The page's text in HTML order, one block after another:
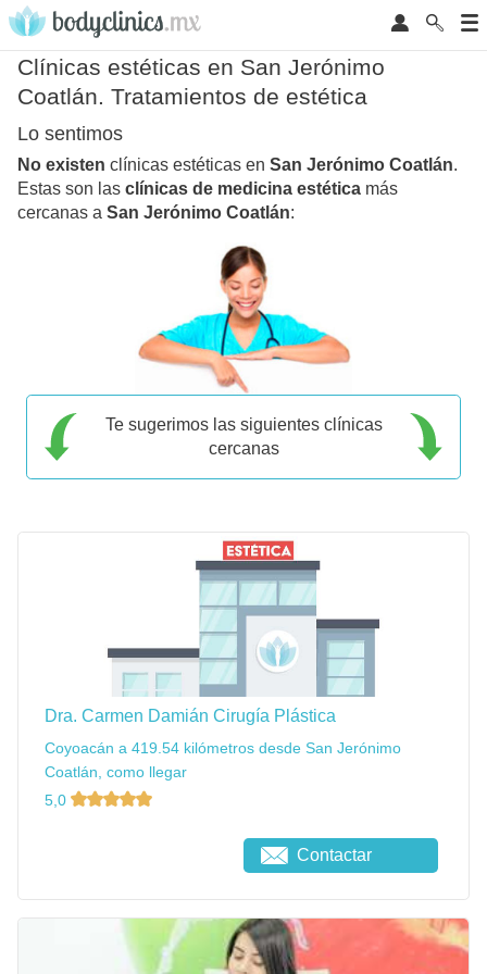
Clínicas estéticas en San Jerónimo
Coatlán. Tratamientos de estética
Lo sentimos
No existen clínicas estéticas en San Jerónimo Coatlán.
Estas son las clínicas de medicina estética más
cercanas a San Jerónimo Coatlán:
Te sugerimos las siguientes clínicas
cercanas
Dra. Carmen Damián Cirugía Plástica
Coyoacán a 419.54 kilómetros desde San Jerónimo
Coatlán, como llegar
5,0
Contactar